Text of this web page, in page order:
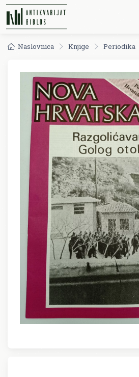
Naslovnica Knjige Periodika